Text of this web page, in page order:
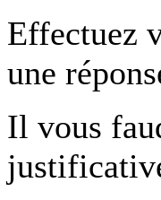
Effectuez
une
Il vous